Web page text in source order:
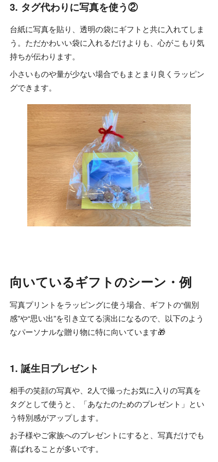
3. タグ代わりに写真を使う②
台紙に写真を貼り、透明の袋にギフトと共に入れてしま
う。ただかわいい袋に入れるだけよりも、心がこもり気
持ちが伝わります。
小さいものや量が少ない場合でもまとまり良くラッピン
グできます。
向いているギフトのシーン・例
写真プリントをラッピングに使う場合、ギフトの“個別
感”や“思い出”を引き立てる演出になるので、以下のよう
なパーソナルな贈り物に特に向いています🎁
1. 誕生日プレゼント
相手の笑顔の写真や、2人で撮ったお気に入りの写真を
タグとして使うと、「あなたのためのプレゼント」とい
う特別感がアップします。
お子様やご家族へのプレゼントにすると、写真だけでも
喜ばれることが多いです。